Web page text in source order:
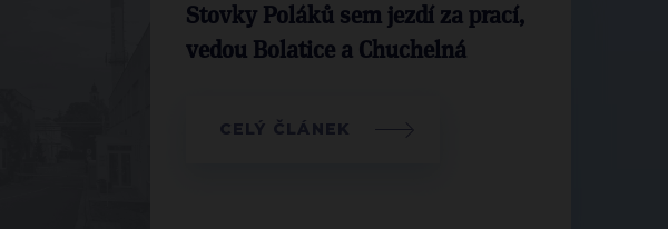
Stovky Poláků sem jezdí za prací,
vedou Bolatice a Chuchelná
CELÝ ČLÁNEK